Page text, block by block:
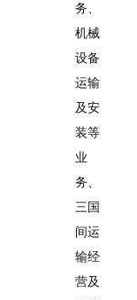
务、
机械
设备
运输
及安
装等
业
务、
三国
间运
输经
营及